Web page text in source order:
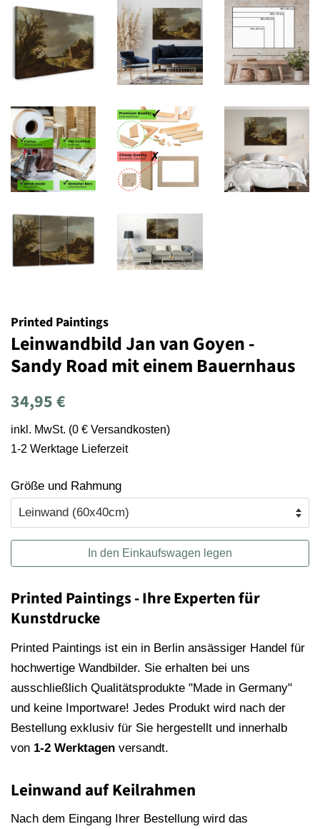
Printed Paintings
Leinwandbild Jan van Goyen -
Sandy Road mit einem Bauernhaus
Normaler
34,95 €
inkl. MwSt. (0 € Versandkosten)
1-2 Werktage Lieferzeit
Größe und Rahmung
In den Einkaufswagen legen
Printed Paintings - Ihre Experten für
Kunstdrucke
Printed Paintings ist ein in Berlin ansässiger Handel für
hochwertige Wandbilder. Sie erhalten bei uns
ausschließlich Qualitätsprodukte "Made in Germany"
und keine Importware! Jedes Produkt wird nach der
Bestellung exklusiv für Sie hergestellt und innerhalb
von 1-2 Werktagen versandt.
Leinwand auf Keilrahmen
Nach dem Eingang Ihrer Bestellung wird das